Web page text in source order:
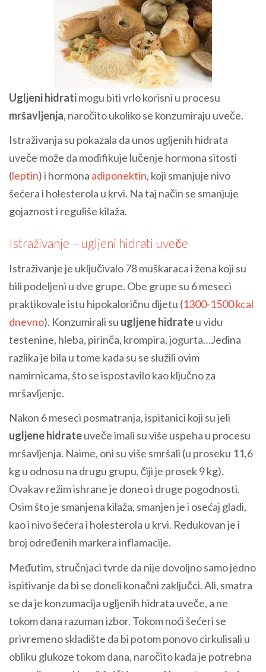
Ugljeni hidratimogu biti vrlo korisni u procesu
mršavljenja, naročito ukoliko se konzumiraju uveče.
Istraživanja su pokazala da unos ugljenih hidrata
uveče može da modifikuje lučenje hormona sitosti
(leptin) i hormona adiponektin, koji smanjuje nivo
šećera i holesterola u krvi. Na taj način se smanjuje
gojaznost i reguliše kilaža.
Istraživanje – ugljeni hidrati uveče
Istraživanje je uključivalo 78 muškaraca i žena koji su
bili podeljeni u dve grupe. Obe grupe su 6 meseci
praktikovale istu hipokaloričnu dijetu (1300-1500 kcal
dnevno). Konzumirali su ugljene hidrateu vidu
testenine, hleba, pirinča, krompira, jogurta…Jedina
razlika je bila u tome kada su se služili ovim
namirnicama, što se ispostavilo kao ključno za
mršavljenje.
Nakon 6 meseci posmatranja, ispitanici koji su jeli
ugljene hidrateuveče imali su više uspeha u procesu
mršavljenja. Naime, oni su više smršali (u proseku 11,6
kg u odnosu na drugu grupu, čiji je prosek 9 kg).
Ovakav režim ishrane je doneo i druge pogodnosti.
Osim što je smanjena kilaža, smanjen je i osećaj gladi,
kao i nivo šećera i holesterola u krvi. Redukovan je i
broj određenih markera inflamacije.
Međutim, stručnjaci tvrde da nije dovoljno samo jedno
ispitivanje da bi se doneli konačni zaključci. Ali, smatra
se da je konzumacija ugljenih hidrata uveče, a ne
tokom dana razuman izbor. Tokom noći šećeri se
privremeno skladište da bi potom ponovo cirkulisali u
obliku glukoze tokom dana, naročito kada je potrebna